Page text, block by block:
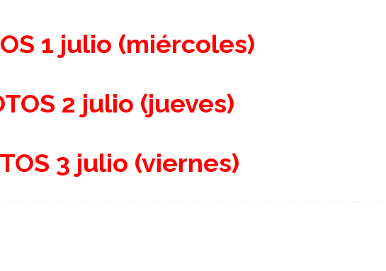
1 julio (miércoles)
2 julio (jueves)
3 julio (viernes)